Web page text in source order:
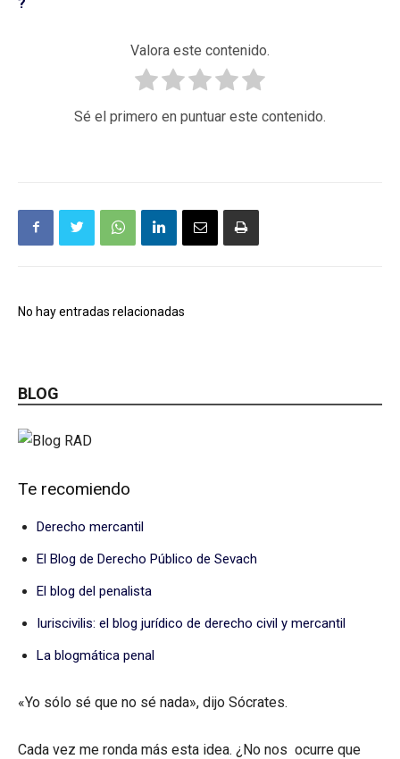
Valora este contenido.
Sé el primero en puntuar este contenido.
No hay entradas relacionadas
BLOG
Te recomiendo
Derecho mercantil
El Blog de Derecho Público de Sevach
El blog del penalista
Iuriscivilis: el blog jurídico de derecho civil y mercantil
La blogmática penal
«Yo sólo sé que no sé nada», dijo Sócrates.
Cada vez me ronda más esta idea. ¿No nos ocurre que